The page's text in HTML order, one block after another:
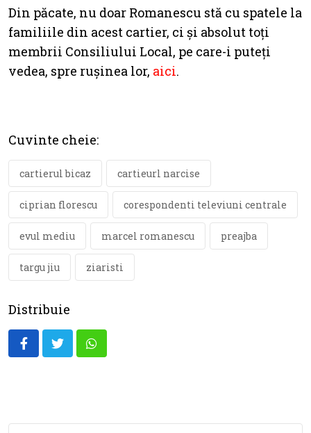
Din păcate, nu doar Romanescu stă cu spatele la
familiile din acest cartier, ci și absolut toți
membrii Consiliului Local, pe care-i puteți
vedea, spre rușinea lor, aici.
Cuvinte cheie:
cartierul bicaz cartieurl narcise
ciprian florescu corespondenti televiuni centrale
evul mediu marcel romanescu preajba
targu jiu ziaristi
Distribuie
Whatsapp